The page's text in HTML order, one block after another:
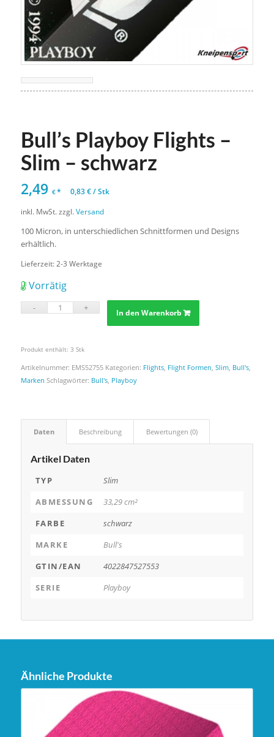
Bull’s Playboy Flights –
Slim – schwarz
2,49 €* 0,83€/Stk
inkl. MwSt. zzgl. Versand
100 Micron, in unterschiedlichen Schnittformen und Designs
erhältlich.
Lieferzeit: 2-3 Werktage
Vorrätig
In den Warenkorb
Produkt enthält: 3 Stk
Artikelnummer: EMS52755 Kategorien: Flights, Flight Formen, Slim, Bull's,
Marken Schlagwörter: Bull's, Playboy
Daten Beschreibung Bewertungen (0)
Artikel Daten
TYP
Slim
ABMESSUNG
33,29 cm²
FARBE
schwarz
MARKE
Bull's
GTIN/EAN
4022847527553
SERIE
Playboy
Ähnliche Produkte